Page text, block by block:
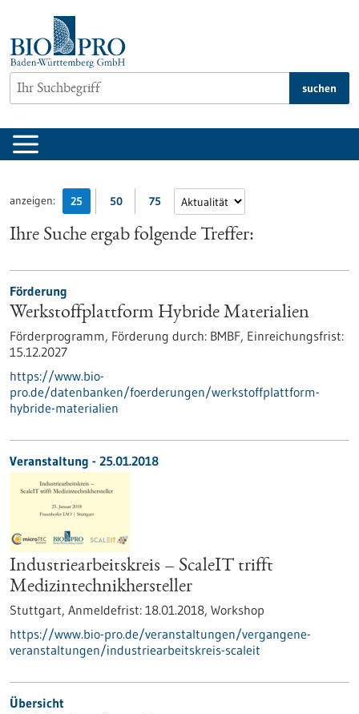
springen
suchen
anzeigen: 25 50 75
Ihre Suche ergab folgende Treffer:
Förderung
Werkstoffplattform Hybride Materialien
Förderprogramm, Förderung durch: BMBF, Einreichungsfrist:
15.12.2027
https://www.bio-
pro.de/datenbanken/foerderungen/werkstoffplattform-
hybride-materialien
Veranstaltung - 25.01.2018
Industriearbeitskreis – ScaleIT trifft
Medizintechnikhersteller
Stuttgart, Anmeldefrist: 18.01.2018, Workshop
https://www.bio-pro.de/veranstaltungen/vergangene-
veranstaltungen/industriearbeitskreis-scaleit
Übersicht